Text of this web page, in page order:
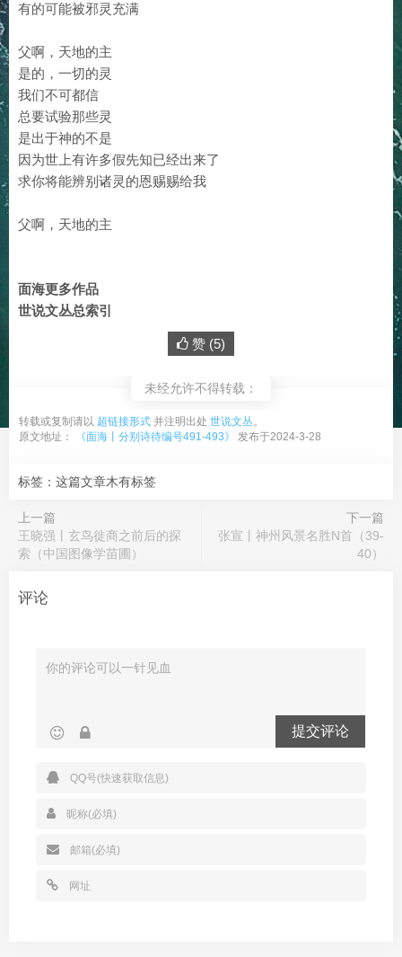
有的可能被邪灵充满
父啊，天地的主
是的，一切的灵
我们不可都信
总要试验那些灵
是出于神的不是
因为世上有许多假先知已经出来了
求你将能辨别诸灵的恩赐赐给我
父啊，天地的主
面海更多作品
世说文丛总索引
赞 (5)
未经允许不得转载：
转载或复制请以 超链接形式 并注明出处 世说文丛。
原文地址：
《面海丨分别诗待编号491-493》 发布于2024-3-28
标签：这篇文章木有标签
上一篇
王晓强丨玄鸟徙商之前后的探
索（中国图像学苗圃）
下一篇
张宣丨神州风景名胜N首（39-
40）
评论
提交评论